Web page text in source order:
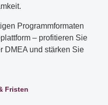
Programmformaten
– profitieren Sie
DMEA und stärken Sie
Fristen